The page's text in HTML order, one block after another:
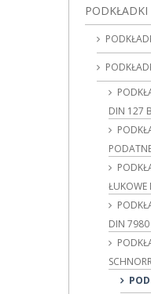
PODKŁADKI
DIN 127 B
DIN 7980